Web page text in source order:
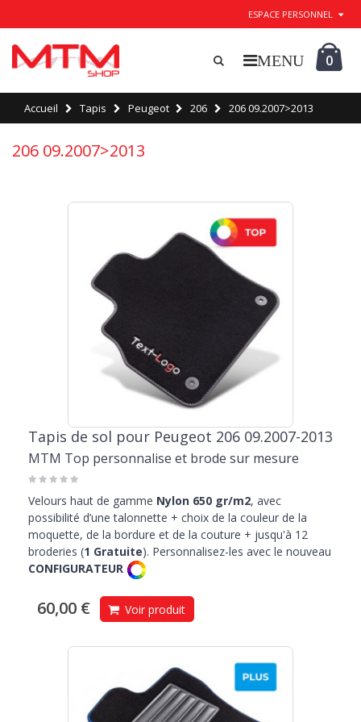
ESPACE PERSONNEL
0
Accueil Tapis Peugeot 206 206 09.2007>2013
206 09.2007>2013
Tapis de sol pour Peugeot 206 09.2007-2013
MTM Top personnalise et brode sur mesure
Velours haut de gamme Nylon 650 gr/m2, avec
possibilité d’une talonnette + choix de la couleur de la
moquette, de la bordure et de la couture + jusqu'à 12
broderies (1 Gratuite). Personnalisez-les avec le nouveau
CONFIGURATEUR
60,00 € Voir produit